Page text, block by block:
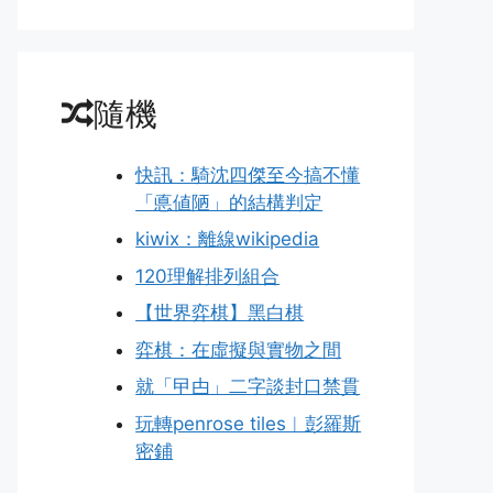
隨機
快訊：騎沈四傑至今搞不懂
「悳値陋」的結構判定
kiwix：離線wikipedia
120理解排列組合
【世界弈棋】黑白棋
弈棋：在虛擬與實物之間
就「曱甴」二字談封口禁貫
玩轉penrose tiles︱彭羅斯
密鋪